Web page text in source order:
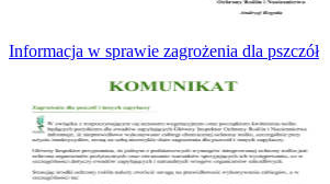
Informacja w sprawie zagrożenia dla pszczół